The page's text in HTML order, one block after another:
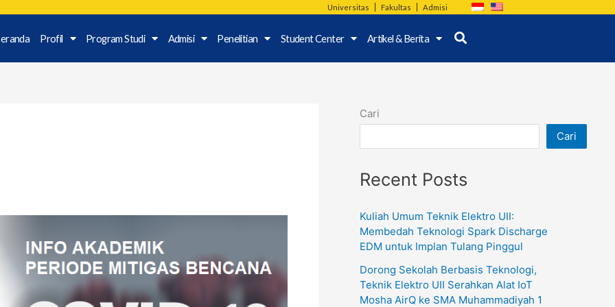
Universitas Fakultas Admisi
Profil Program Studi Admisi Penelitian Student Center Artikel & Berita
Cari
Cari
Recent Posts
Kuliah Umum Teknik Elektro UII:
Membedah Teknologi Spark Discharge
EDM untuk Implan Tulang Pinggul
Dorong Sekolah Berbasis Teknologi,
Teknik Elektro UII Serahkan Alat IoT
Mosha AirQ ke SMA Muhammadiyah 1